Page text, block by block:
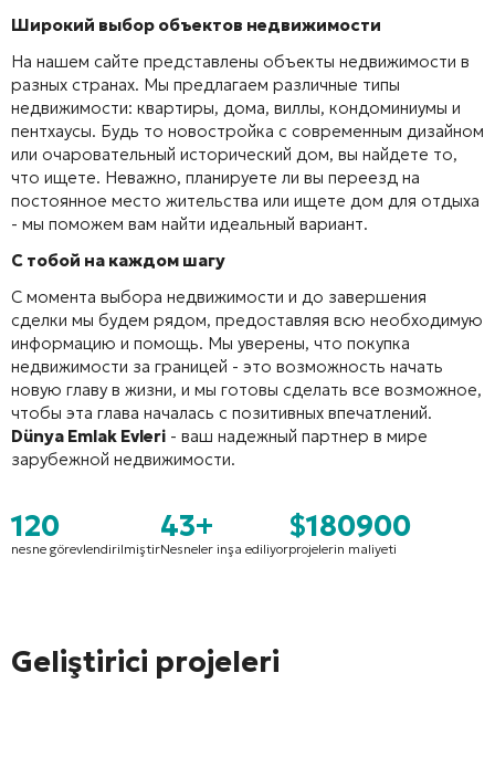
Широкий выбор объектов недвижимости
На нашем сайте представлены объекты недвижимости в
разных странах. Мы предлагаем различные типы
недвижимости: квартиры, дома, виллы, кондоминиумы и
пентхаусы. Будь то новостройка с современным дизайном
или очаровательный исторический дом, вы найдете то,
что ищете. Неважно, планируете ли вы переезд на
постоянное место жительства или ищете дом для отдыха
- мы поможем вам найти идеальный вариант.
С тобой на каждом шагу
С момента выбора недвижимости и до завершения
сделки мы будем рядом, предоставляя всю необходимую
информацию и помощь. Мы уверены, что покупка
недвижимости за границей - это возможность начать
новую главу в жизни, и мы готовы сделать все возможное,
чтобы эта глава началась с позитивных впечатлений.
Dünya Emlak Evleri - ваш надежный партнер в мире
зарубежной недвижимости.
120
nesne görevlendirilmiştir
43+
Nesneler inşa ediliyor
$180900
projelerin maliyeti
Geliştirici projeleri